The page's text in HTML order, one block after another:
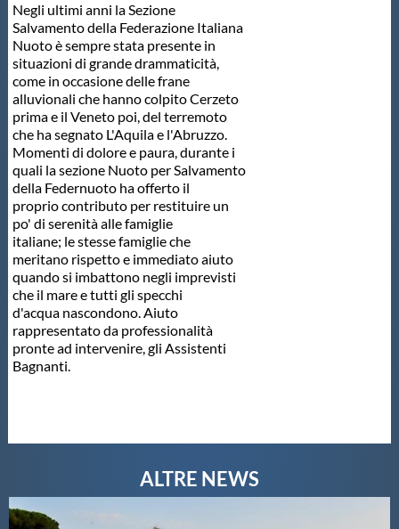
Negli ultimi anni la Sezione
Salvamento della Federazione Italiana
Nuoto è sempre stata presente in
situazioni di grande drammaticità,
come in occasione delle frane
alluvionali che hanno colpito Cerzeto
prima e il Veneto poi, del terremoto
che ha segnato L'Aquila e l'Abruzzo.
Momenti di dolore e paura, durante i
quali la sezione Nuoto per Salvamento
della Federnuoto ha offerto il
proprio contributo per restituire un
po' di serenità alle famiglie
italiane; le stesse famiglie che
meritano rispetto e immediato aiuto
quando si imbattono negli imprevisti
che il mare e tutti gli specchi
d'acqua nascondono. Aiuto
rappresentato da professionalità
pronte ad intervenire, gli Assistenti
Bagnanti.